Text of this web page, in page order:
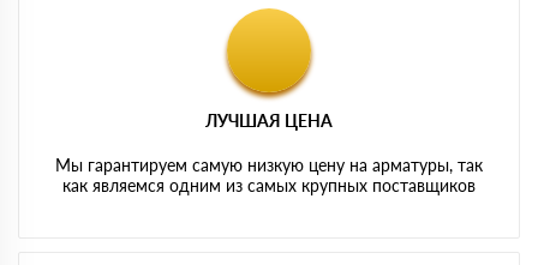
ЛУЧШАЯ ЦЕНА
Мы гарантируем самую низкую цену на арматуры, так
как являемся одним из самых крупных поставщиков